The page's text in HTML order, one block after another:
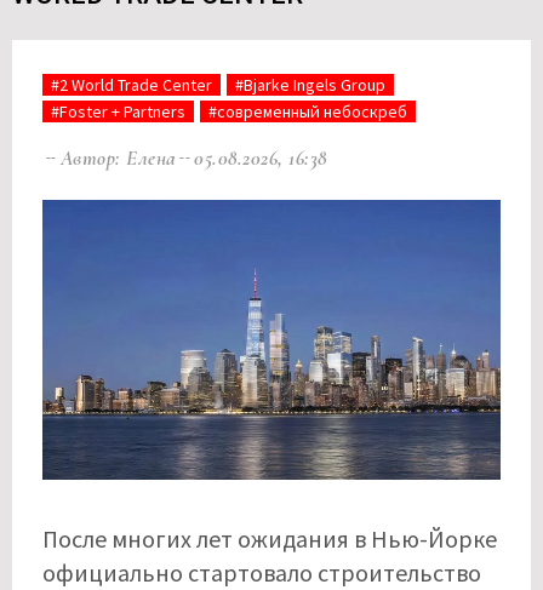
#2 World Trade Center
#Bjarke Ingels Group
#Foster + Partners
#современный небоскреб
Автор: Елена 05.08.2026, 16:38
После многих лет ожидания в Нью-Йорке
официально стартовало строительство